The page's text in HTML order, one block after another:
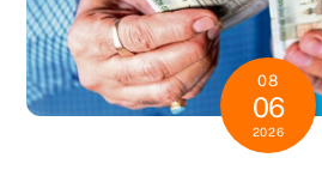
08
06
2026